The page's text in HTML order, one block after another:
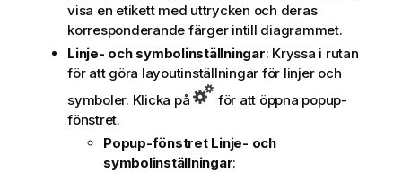
visa en etikett med uttrycken och deras
korresponderande färger intill diagrammet.
Linje- och symbolinställningar: Kryssa i rutan
för att göra layoutinställningar för linjer och
symboler. Klicka på
för att öppna popup-
fönstret.
Popup-fönstret Linje- och
symbolinställningar: